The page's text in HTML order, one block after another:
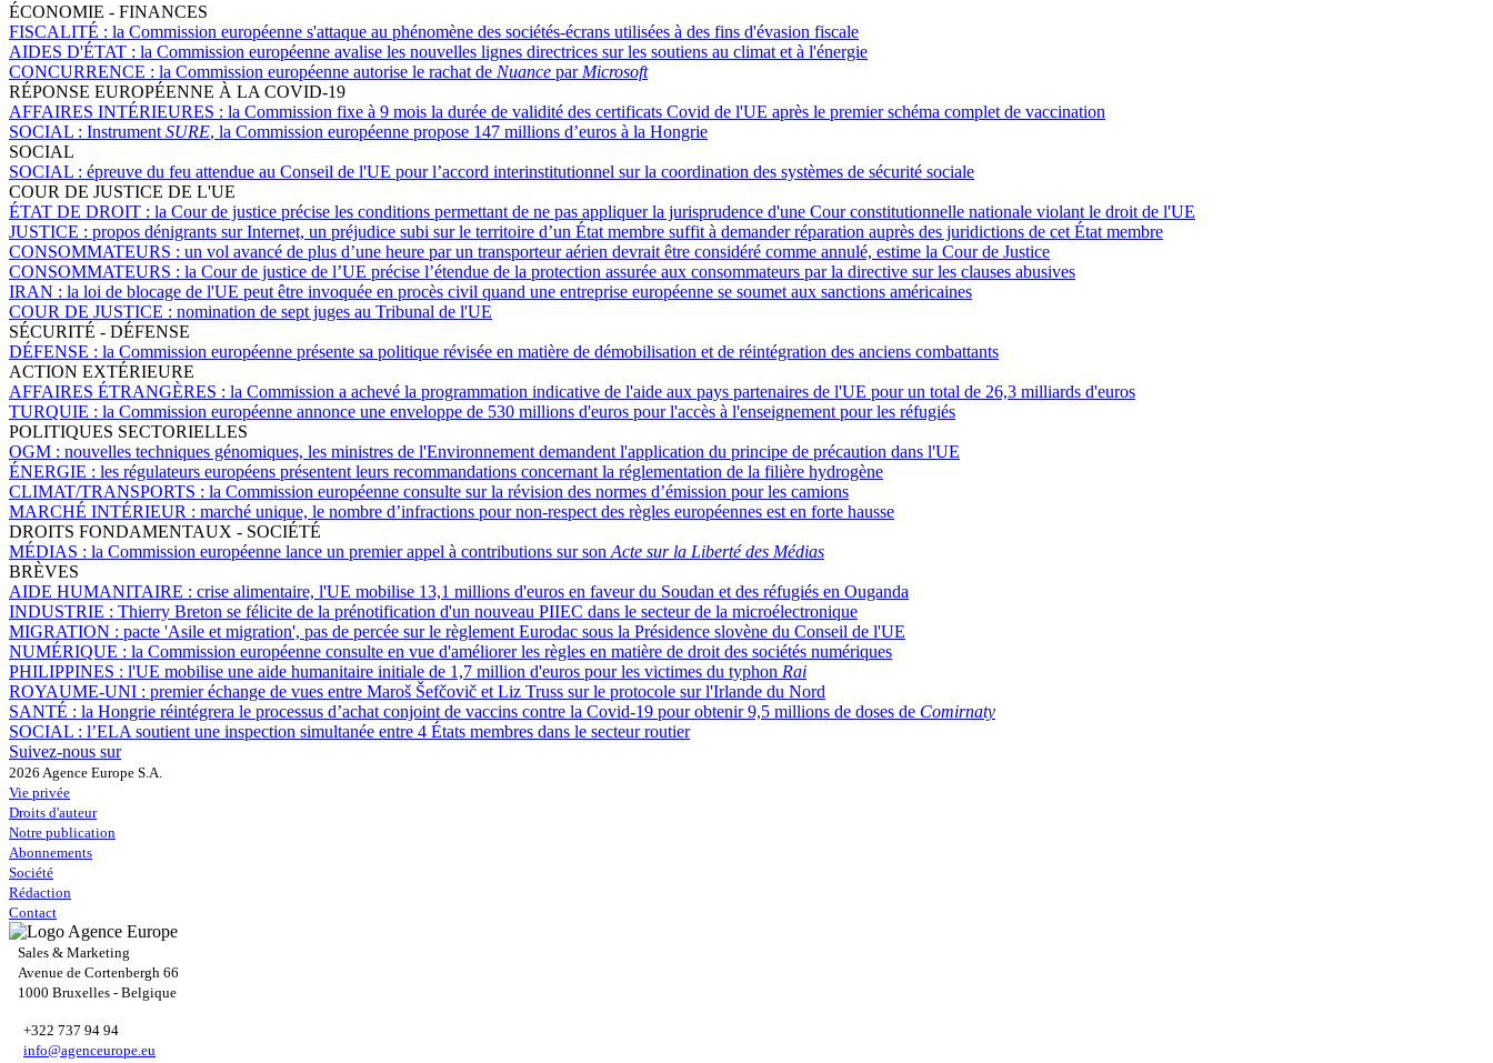
ÉCONOMIE - FINANCES
FISCALITÉ : la Commission européenne s'attaque au phénomène des sociétés-écrans utilisées à des fins d'évasion fiscale
AIDES D'ÉTAT : la Commission européenne avalise les nouvelles lignes directrices sur les soutiens au climat et à l'énergie
CONCURRENCE : la Commission européenne autorise le rachat de Nuance par Microsoft
RÉPONSE EUROPÉENNE À LA COVID-19
AFFAIRES INTÉRIEURES : la Commission fixe à 9 mois la durée de validité des certificats Covid de l'UE après le premier schéma complet de vaccination
SOCIAL : Instrument SURE, la Commission européenne propose 147 millions d’euros à la Hongrie
SOCIAL
SOCIAL : épreuve du feu attendue au Conseil de l'UE pour l’accord interinstitutionnel sur la coordination des systèmes de sécurité sociale
COUR DE JUSTICE DE L'UE
ÉTAT DE DROIT : la Cour de justice précise les conditions permettant de ne pas appliquer la jurisprudence d'une Cour constitutionnelle nationale violant le droit de l'UE
JUSTICE : propos dénigrants sur Internet, un préjudice subi sur le territoire d’un État membre suffit à demander réparation auprès des juridictions de cet État membre
CONSOMMATEURS : un vol avancé de plus d’une heure par un transporteur aérien devrait être considéré comme annulé, estime la Cour de Justice
CONSOMMATEURS : la Cour de justice de l’UE précise l’étendue de la protection assurée aux consommateurs par la directive sur les clauses abusives
IRAN : la loi de blocage de l'UE peut être invoquée en procès civil quand une entreprise européenne se soumet aux sanctions américaines
COUR DE JUSTICE : nomination de sept juges au Tribunal de l'UE
SÉCURITÉ - DÉFENSE
DÉFENSE : la Commission européenne présente sa politique révisée en matière de démobilisation et de réintégration des anciens combattants
ACTION EXTÉRIEURE
AFFAIRES ÉTRANGÈRES : la Commission a achevé la programmation indicative de l'aide aux pays partenaires de l'UE pour un total de 26,3 milliards d'euros
TURQUIE : la Commission européenne annonce une enveloppe de 530 millions d'euros pour l'accès à l'enseignement pour les réfugiés
POLITIQUES SECTORIELLES
OGM : nouvelles techniques génomiques, les ministres de l'Environnement demandent l'application du principe de précaution dans l'UE
ÉNERGIE : les régulateurs européens présentent leurs recommandations concernant la réglementation de la filière hydrogène
CLIMAT/TRANSPORTS : la Commission européenne consulte sur la révision des normes d’émission pour les camions
MARCHÉ INTÉRIEUR : marché unique, le nombre d’infractions pour non-respect des règles européennes est en forte hausse
DROITS FONDAMENTAUX - SOCIÉTÉ
MÉDIAS : la Commission européenne lance un premier appel à contributions sur son Acte sur la Liberté des Médias
BRÈVES
AIDE HUMANITAIRE : crise alimentaire, l'UE mobilise 13,1 millions d'euros en faveur du Soudan et des réfugiés en Ouganda
INDUSTRIE : Thierry Breton se félicite de la prénotification d'un nouveau PIIEC dans le secteur de la microélectronique
MIGRATION : pacte 'Asile et migration', pas de percée sur le règlement Eurodac sous la Présidence slovène du Conseil de l'UE
NUMÉRIQUE : la Commission européenne consulte en vue d'améliorer les règles en matière de droit des sociétés numériques
PHILIPPINES : l'UE mobilise une aide humanitaire initiale de 1,7 million d'euros pour les victimes du typhon Rai
ROYAUME-UNI : premier échange de vues entre Maroš Šefčovič et Liz Truss sur le protocole sur l'Irlande du Nord
SANTÉ : la Hongrie réintégrera le processus d’achat conjoint de vaccins contre la Covid-19 pour obtenir 9,5 millions de doses de Comirnaty
SOCIAL : l’ELA soutient une inspection simultanée entre 4 États membres dans le secteur routier
Suivez-nous sur
2026 Agence Europe S.A.
Vie privée
Droits d'auteur
Notre publication
Abonnements
Société
Rédaction
Contact
Sales & Marketing
Avenue de Cortenbergh 66
1000 Bruxelles - Belgique
+322 737 94 94
info@agenceurope.eu